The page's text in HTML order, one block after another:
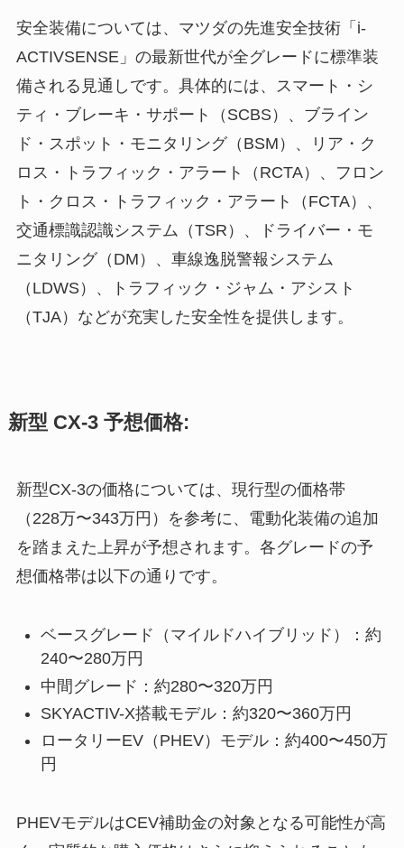
安全装備については、マツダの先進安全技術「i-
ACTIVSENSE」の最新世代が全グレードに標準装
備される見通しです。具体的には、スマート・シ
ティ・ブレーキ・サポート（SCBS）、ブライン
ド・スポット・モニタリング（BSM）、リア・ク
ロス・トラフィック・アラート（RCTA）、フロン
ト・クロス・トラフィック・アラート（FCTA）、
交通標識認識システム（TSR）、ドライバー・モ
ニタリング（DM）、車線逸脱警報システム
（LDWS）、トラフィック・ジャム・アシスト
（TJA）などが充実した安全性を提供します。
新型 CX-3 予想価格:
新型CX-3の価格については、現行型の価格帯
（228万〜343万円）を参考に、電動化装備の追加
を踏まえた上昇が予想されます。各グレードの予
想価格帯は以下の通りです。
ベースグレード（マイルドハイブリッド）：約
240〜280万円
中間グレード：約280〜320万円
SKYACTIV-X搭載モデル：約320〜360万円
ロータリーEV（PHEV）モデル：約400〜450万
円
PHEVモデルはCEV補助金の対象となる可能性が高